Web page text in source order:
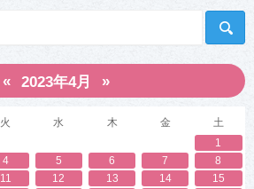
« 2023年4月 »
火 水 木 金
土
1
4 5 6 7
8
11 12 13 14
15